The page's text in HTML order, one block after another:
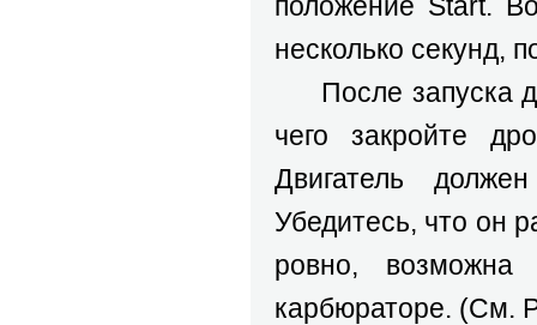
несколько секунд,
После запуска
чего закройте
Двигатель
Убедитесь, что он
ровно, возможна
карбюраторе. (См.